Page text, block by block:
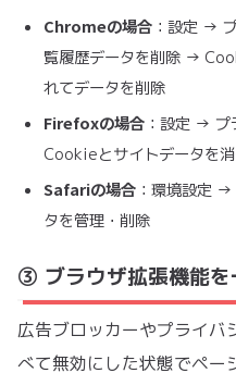
Chromeの場合：設定 →
覧履歴データを削除 →
れてデータを削除
Firefoxの場合：設定 → プ
Cookieとサイトデータを
Safariの場合：環境設定 →
タを管理・削除
③ ブラウザ拡張機能を
広告ブロッカーやプライバ
べて無効にした状態でペー